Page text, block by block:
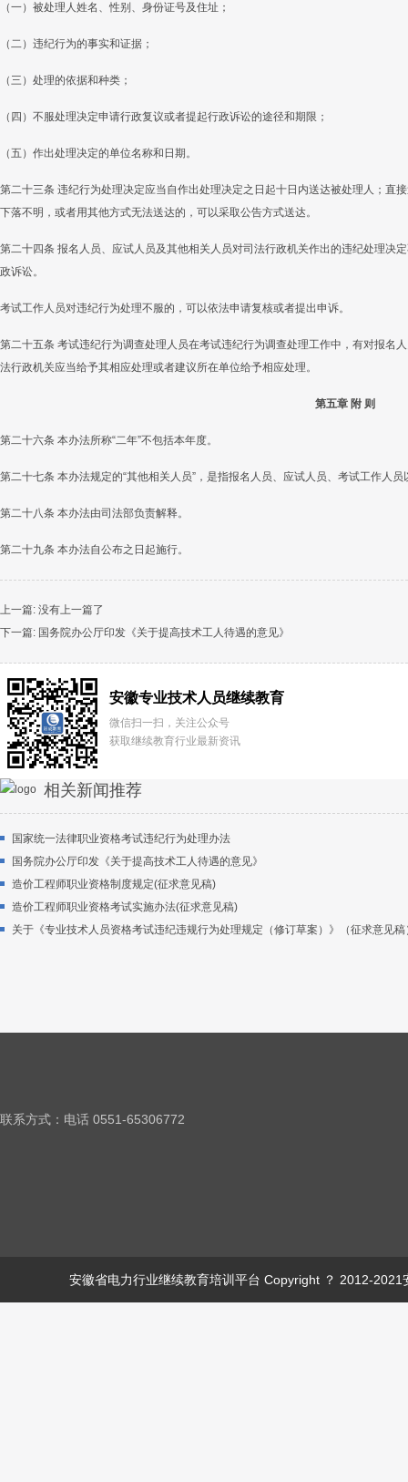
（一）被处理人姓名、性别、身份证号及住址；
（二）违纪行为的事实和证据；
（三）处理的依据和种类；
（四）不服处理决定申请行政复议或者提起行政诉讼的途径和期限；
（五）作出处理决定的单位名称和日期。
第二十三条 违纪行为处理决定应当自作出处理决定之日起十日内送达被处理人；直
下落不明，或者用其他方式无法送达的，可以采取公告方式送达。
第二十四条 报名人员、应试人员及其他相关人员对司法行政机关作出的违纪处理决
政诉讼。
考试工作人员对违纪行为处理不服的，可以依法申请复核或者提出申诉。
第二十五条 考试违纪行为调查处理人员在考试违纪行为调查处理工作中，有对报名
法行政机关应当给予其相应处理或者建议所在单位给予相应处理。
第五章 附 则
第二十六条 本办法所称“二年”不包括本年度。
第二十七条 本办法规定的“其他相关人员”，是指报名人员、应试人员、考试工作人
第二十八条 本办法由司法部负责解释。
第二十九条 本办法自公布之日起施行。
上一篇: 没有上一篇了
下一篇: 国务院办公厅印发《关于提高技术工人待遇的意见》
安徽专业技术人员继续教育
微信扫一扫，关注公众号
获取继续教育行业最新资讯
相关新闻推荐
国家统一法律职业资格考试违纪行为处理办法
国务院办公厅印发《关于提高技术工人待遇的意见》
造价工程师职业资格制度规定(征求意见稿)
造价工程师职业资格考试实施办法(征求意见稿)
关于《专业技术人员资格考试违纪违规行为处理规定（修订草案）》（征求意见稿
联系方式：电话 0551-65306772
安徽省电力行业继续教育培训平台 Copyright ？ 2012-